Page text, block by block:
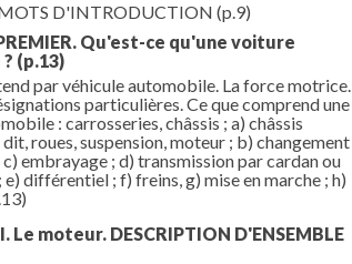
D'INTRODUCTION (p.9)
Qu'est-ce qu'une voiture
(p.13)
par véhicule automobile. La force motrice.
particulières. Ce que comprend une
: carrosseries, châssis ; a) châssis
roues, suspension, moteur ; b) changement
c) embrayage ; d) transmission par cardan ou
e) différentiel ; f) freins, g) mise en marche ; h)
Le moteur. DESCRIPTION D'ENSEMBLE